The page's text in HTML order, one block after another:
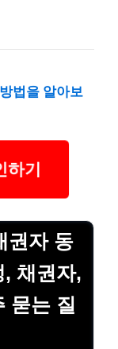
법을 알아보
하기
권자 동
채권자,
묻는 질